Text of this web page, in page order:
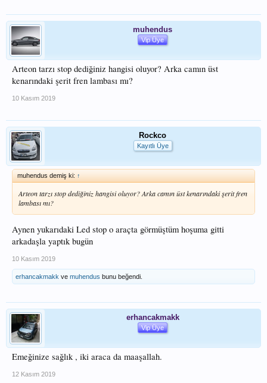
muhendus
Vip Üye
Arteon tarzı stop dediğiniz hangisi oluyor? Arka camın üst
kenarındaki şerit fren lambası mı?
10 Kasım 2019
Rockco
Kayıtlı Üye
muhendus demiş ki: ↑
Arteon tarzı stop dediğiniz hangisi oluyor? Arka camın üst kenarındaki şerit fren
lambası mı?
Aynen yukarıdaki Led stop o araçta görmüştüm hoşuma gitti
arkadaşla yaptık bugün
10 Kasım 2019
erhancakmakk ve muhendus bunu beğendi.
erhancakmakk
Vip Üye
Emeğinize sağlık , iki araca da maaşallah.
12 Kasım 2019